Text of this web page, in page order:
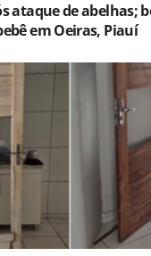
ataque de abelhas;
em Oeiras, Piauí